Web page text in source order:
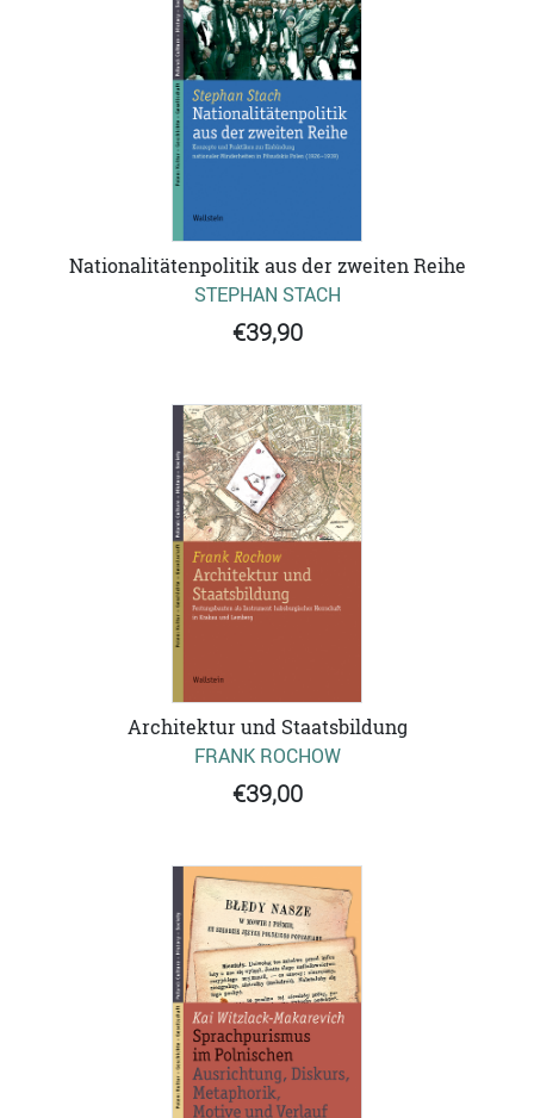
Nationalitätenpolitik aus der zweiten Reihe
STEPHAN STACH
€39,90
Architektur und Staatsbildung
FRANK ROCHOW
€39,00